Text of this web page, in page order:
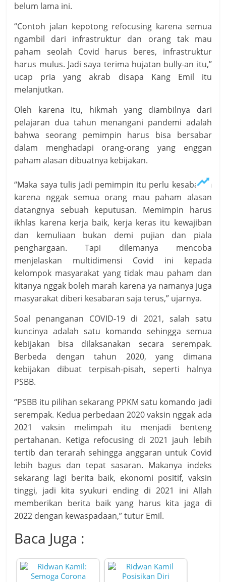
belum lama ini.
“Contoh jalan kepotong refocusing karena semua
ngambil dari infrastruktur dan orang tak mau
paham seolah Covid harus beres, infrastruktur
harus mulus. Jadi saya terima hujatan bully-an itu,”
ucap pria yang akrab disapa Kang Emil itu
melanjutkan.
Oleh karena itu, hikmah yang diambilnya dari
pelajaran dua tahun menangani pandemi adalah
bahwa seorang pemimpin harus bisa bersabar
dalam menghadapi orang-orang yang enggan
paham alasan dibuatnya kebijakan.
“Maka saya tulis jadi pemimpin itu perlu kesabaran
karena nggak semua orang mau paham alasan
datangnya sebuah keputusan. Memimpin harus
ikhlas karena kerja baik, kerja keras itu kewajiban
dan kemuliaan bukan demi pujian dan piala
penghargaan. Tapi dilemanya mencoba
menjelaskan multidimensi Covid ini kepada
kelompok masyarakat yang tidak mau paham dan
kitanya nggak boleh marah karena ya namanya juga
masyarakat diberi kesabaran saja terus,” ujarnya.
Soal penanganan COVID-19 di 2021, salah satu
kuncinya adalah satu komando sehingga semua
kebijakan bisa dilaksanakan secara serempak.
Berbeda dengan tahun 2020, yang dimana
kebijakan dibuat terpisah-pisah, seperti halnya
PSBB.
“PSBB itu pilihan sekarang PPKM satu komando jadi
serempak. Kedua perbedaan 2020 vaksin nggak ada
2021 vaksin melimpah itu menjadi benteng
pertahanan. Ketiga refocusing di 2021 jauh lebih
tertib dan terarah sehingga anggaran untuk Covid
lebih bagus dan tepat sasaran. Makanya indeks
sekarang lagi berita baik, ekonomi positif, vaksin
tinggi, jadi kita syukuri ending di 2021 ini Allah
memberikan berita baik yang harus kita jaga di
2022 dengan kewaspadaan,” tutur Emil.
Baca Juga :